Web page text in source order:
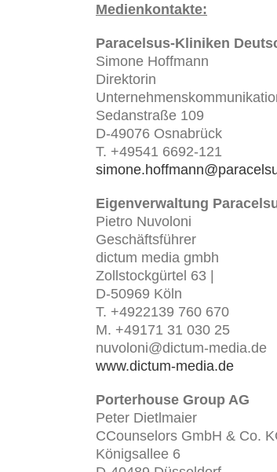
Medienkontakte:
Paracelsus-Kliniken
Simone Hoffmann
Direktorin
Sedanstraße 109
D-49076 Osnabrück
T. +49541 6692-121
Eigenverwaltung
Pietro Nuvoloni
Geschäftsführer
dictum media gmbh
Zollstockgürtel 63 |
D-50969 Köln
T. +4922139 760 670
M. +49171 31 030 25
nuvoloni@dictum-media.de
www.dictum-media.de
Porterhouse Group AG
Peter Dietlmaier
CCounselors GmbH & Co.
Königsallee 6